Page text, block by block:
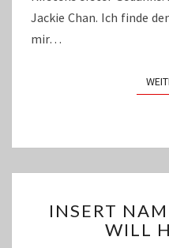
Jackie Chan. Ich finde
mir…
INSERT
WILL